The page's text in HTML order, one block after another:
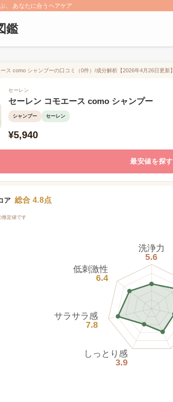
、 あなたに合うヘアケア
鑑
ス como シャンプーの口コミ（0件）/成分解析【2026年4月26日更新】
セーレン
セーレン コモエース como シャンプー
シャンプー セーレン
¥5,940
最安値を探す
ア 総合 4.8点
推定値です
洗浄力
5.6
しっとり感
3.9
サラサラ感
7.8
低刺激性
6.4